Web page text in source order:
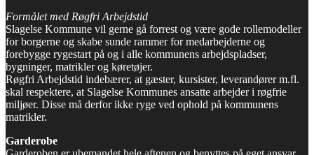
Formålet med Røgfri Arbejdstid
Slagelse Kommune vil gerne gå forrest og være gode rollemodeller
for borgerne og skabe sunde rammer for medarbejderne og
forebygge rygestart på og i alle kommunens arbejdspladser,
bygninger, matrikler og køretøjer.
Røgfri Arbejdstid indebærer, at gæster, kursister, leverandører m.fl.
skal respektere, at Slagelse Kommunes ansatte arbejder i røgfrie
miljøer. Disse må derfor ikke ryge ved ophold på kommunens
matrikler.
Garderobe